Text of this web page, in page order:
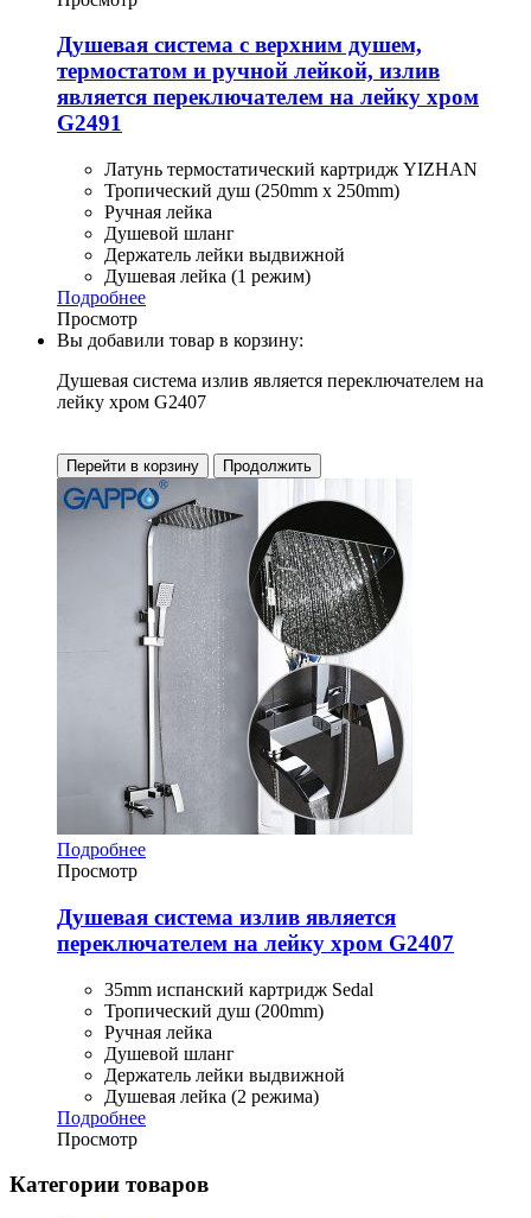
Душевая система с верхним душем,
термостатом и ручной лейкой, излив
является переключателем на лейку хром
G2491
Латунь термостатический картридж YIZHAN
Тропический душ (250mm x 250mm)
Ручная лейка
Душевой шланг
Держатель лейки выдвижной
Душевая лейка (1 режим)
Подробнее
Просмотр
Вы добавили товар в корзину:
Душевая система излив является переключателем на
лейку хром G2407
Перейти в корзину Продолжить
Подробнее
Просмотр
Душевая система излив является
переключателем на лейку хром G2407
35mm испанский картридж Sedal
Тропический душ (200mm)
Ручная лейка
Душевой шланг
Держатель лейки выдвижной
Душевая лейка (2 режима)
Подробнее
Просмотр
Категории товаров